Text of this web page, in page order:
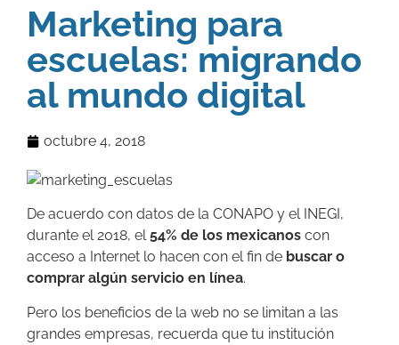
Marketing para
escuelas: migrando
al mundo digital
octubre 4, 2018
De acuerdo con datos de la CONAPO y el INEGI,
durante el 2018, el54% de los mexicanos con
acceso a Internet lo hacen con el fin de buscar o
comprar algún servicio en línea.
Pero los beneficios de la web no se limitan a las
grandes empresas, recuerda que tu institución